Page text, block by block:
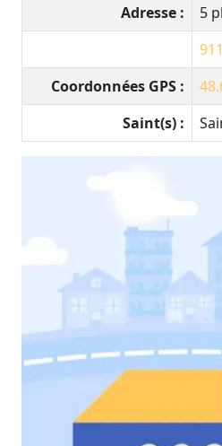
Adresse :
5
Coordonnées GPS :
Saint(s) :